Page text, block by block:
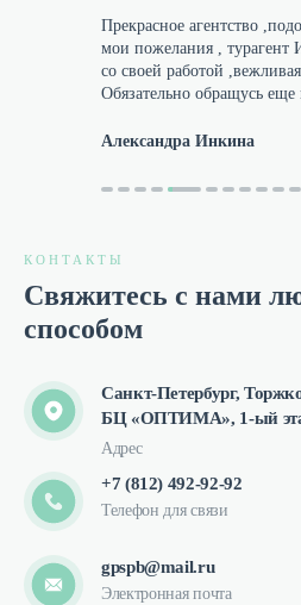
Прекрасное агентство
мои пожелания , турагент
со своей работой
Обязательно обращусь
Александра Инкина
КОНТАКТЫ
Свяжитесь с нами
способом
Санкт-Петербург,
БЦ «ОПТИМА», 1-ый
Адрес
+7 (812) 492-92-92
Телефон для связи
gpspb@mail.ru
Электронная почта